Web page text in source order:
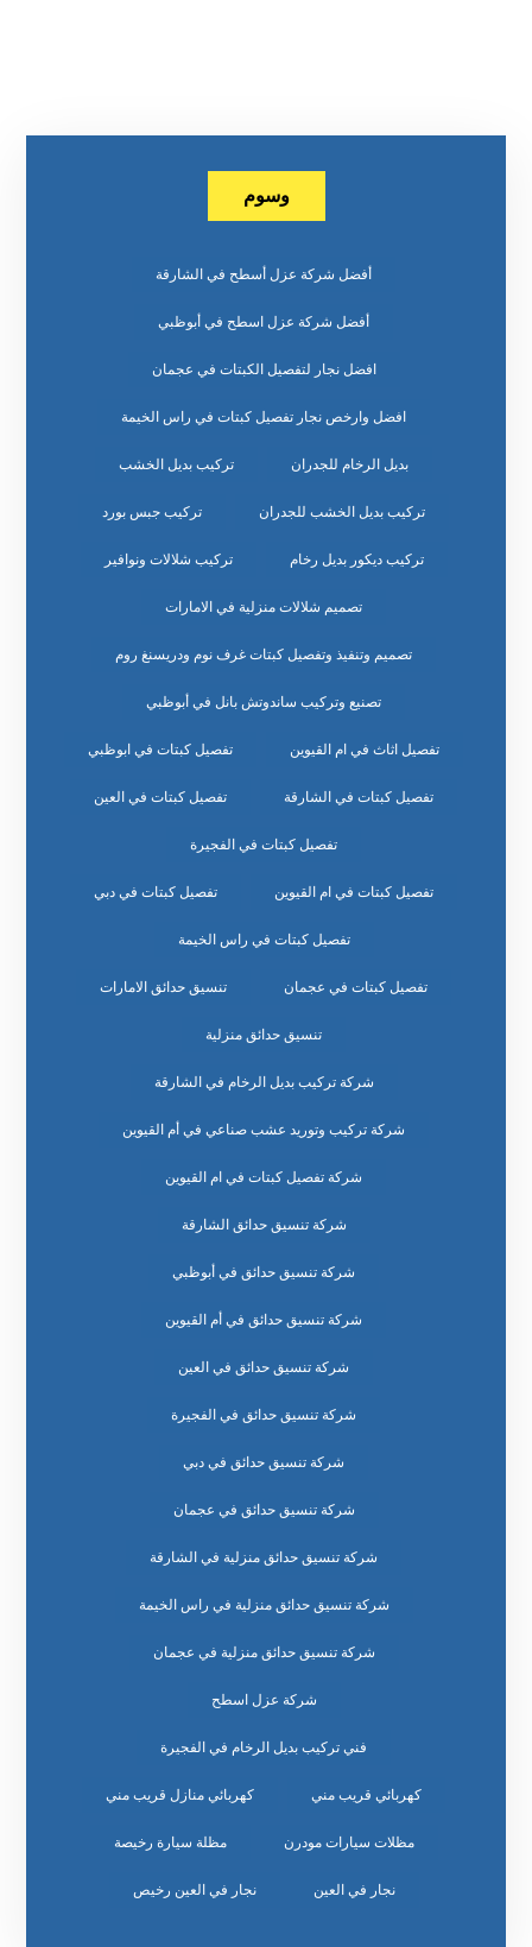
وسوم
أفضل شركة عزل أسطح في الشارقة
أفضل شركة عزل اسطح في أبوظبي
افضل نجار لتفصيل الكبتات في عجمان
افضل وارخص نجار تفصيل كبتات في راس الخيمة
بديل الرخام للجدران تركيب بديل الخشب
تركيب بديل الخشب للجدران تركيب جبس بورد
تركيب ديكور بديل رخام تركيب شلالات ونوافير
تصميم شلالات منزلية في الامارات
تصميم وتنفيذ وتفصيل كبتات غرف نوم ودريسنغ روم
تصنيع وتركيب ساندوتش بانل في أبوظبي
تفصيل اثاث في ام القيوين تفصيل كبتات في ابوظبي
تفصيل كبتات في الشارقة تفصيل كبتات في العين
تفصيل كبتات في الفجيرة
تفصيل كبتات في ام القيوين تفصيل كبتات في دبي
تفصيل كبتات في راس الخيمة
تفصيل كبتات في عجمان تنسيق حدائق الامارات
تنسيق حدائق منزلية
شركة تركيب بديل الرخام في الشارقة
شركة تركيب وتوريد عشب صناعي في أم القيوين
شركة تفصيل كبتات في ام القيوين
شركة تنسيق حدائق الشارقة
شركة تنسيق حدائق في أبوظبي
شركة تنسيق حدائق في أم القيوين
شركة تنسيق حدائق في العين
شركة تنسيق حدائق في الفجيرة
شركة تنسيق حدائق في دبي
شركة تنسيق حدائق في عجمان
شركة تنسيق حدائق منزلية في الشارقة
شركة تنسيق حدائق منزلية في راس الخيمة
شركة تنسيق حدائق منزلية في عجمان
شركة عزل اسطح
فني تركيب بديل الرخام في الفجيرة
كهربائي قريب مني كهربائي منازل قريب مني
مظلات سيارات مودرن مظلة سيارة رخيصة
نجار في العين نجار في العين رخيص